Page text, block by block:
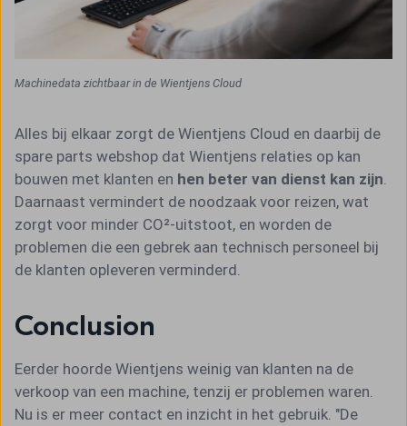
Machinedata zichtbaar in de Wientjens Cloud
Alles bij elkaar zorgt de Wientjens Cloud en daarbij de
spare parts webshop dat Wientjens relaties op kan
bouwen met klanten en hen beter van dienst kan zijn
Daarnaast vermindert de noodzaak voor reizen, wat
zorgt voor minder CO²-uitstoot, en worden de
problemen die een gebrek aan technisch personeel bij
de klanten opleveren verminderd.
Conclusion
Eerder hoorde Wientjens weinig van klanten na de
verkoop van een machine, tenzij er problemen waren.
Nu is er meer contact en inzicht in het gebruik. "De